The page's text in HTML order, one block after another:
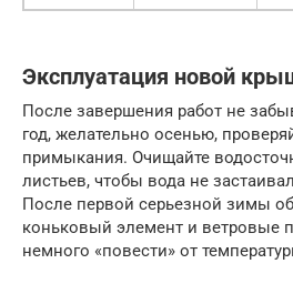
Эксплуатация новой
После завершения работ не
год, желательно осенью,
примыкания. Очищайте
листьев, чтобы вода не
После первой серьезной зимы
коньковый элемент и ветровые
немного «повести» от